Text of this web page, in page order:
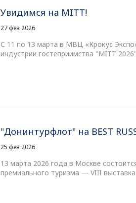
Увидимся на MITT!
27 фев 2026
С 11 по 13 марта в МВЦ «Крокус
индустрии гостеприимства "MITT
"Донинтурфлот" на BEST
25 фев 2026
13 марта 2026 года в Москве
премиального туризма — VIII выставка